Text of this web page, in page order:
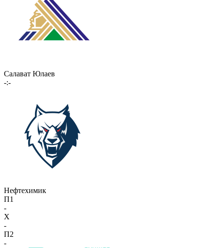
Салават Юлаев
-:-
Нефтехимик
П1
-
X
-
П2
-